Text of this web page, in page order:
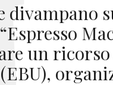
divampano
un ricorso